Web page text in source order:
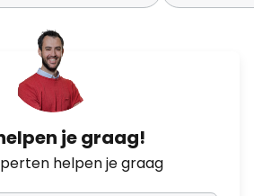
je graag!
helpen je graag